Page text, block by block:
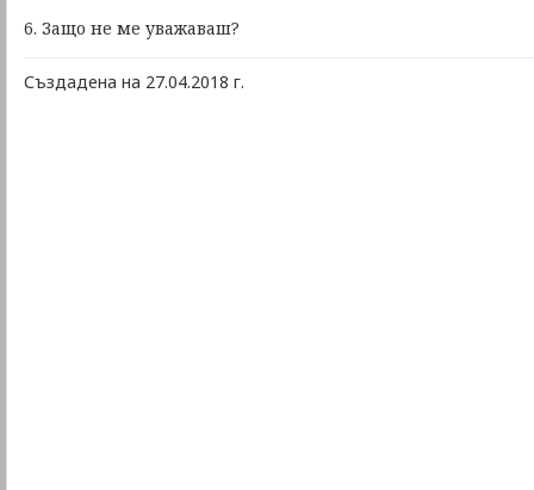
6. Защо не ме уважаваш?
Създадена на 27.04.2018 г.